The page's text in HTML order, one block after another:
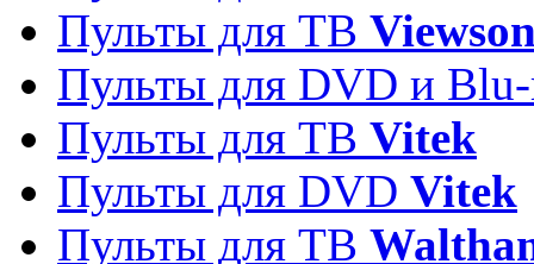
Пульты для ТВ
Пульты для DVD и
Пульты для ТВ Vitek
Пульты для DVD Vitek
Пульты для ТВ